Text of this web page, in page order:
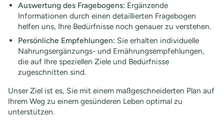
Auswertung des Fragebogens: Ergänzende
Informationen durch einen detaillierten Fragebogen
helfen uns, Ihre Bedürfnisse noch genauer zu verstehen.
Persönliche Empfehlungen: Sie erhalten individuelle
Nahrungsergänzungs- und Ernährungsempfehlungen,
die auf Ihre speziellen Ziele und Bedürfnisse
zugeschnitten sind.
Unser Ziel ist es, Sie mit einem maßgeschneiderten Plan auf
Ihrem Weg zu einem gesünderen Leben optimal zu
unterstützen.